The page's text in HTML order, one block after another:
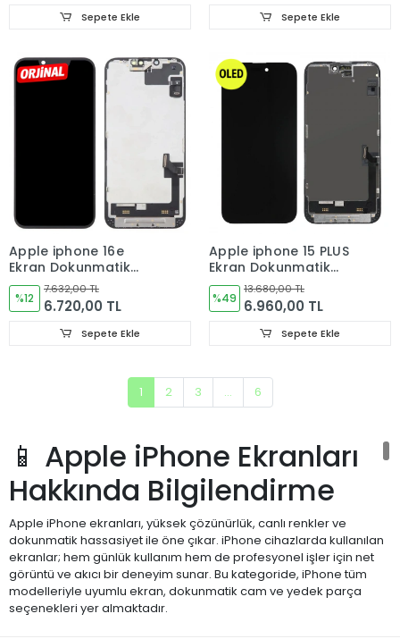
Sepete Ekle Sepete Ekle
Apple iphone 16e
Ekran Dokunmatik
Cam ORJINAL
%12
7.632,00 TL
6.720,00 TL
Sepete Ekle
Apple iphone 15 PLUS
Ekran Dokunmatik
Cam OLED
%49
13.680,00 TL
6.960,00 TL
Sepete Ekle
1 2 3 ... 6
📱 Apple iPhone Ekranları
Hakkında Bilgilendirme
Apple iPhone ekranları, yüksek çözünürlük, canlı renkler ve
dokunmatik hassasiyet ile öne çıkar. iPhone cihazlarda kullanılan
ekranlar; hem günlük kullanım hem de profesyonel işler için net
görüntü ve akıcı bir deneyim sunar. Bu kategoride, iPhone tüm
modelleriyle uyumlu ekran, dokunmatik cam ve yedek parça
seçenekleri yer almaktadır.